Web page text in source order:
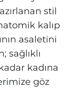
stil
kalıp
asaletini
sağlıklı
kadına
göz